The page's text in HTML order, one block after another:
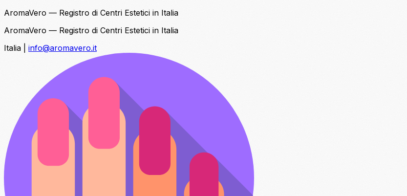
AromaVero — Registro di Centri Estetici in Italia
AromaVero — Registro di Centri Estetici in Italia
Italia
info@aromavero.it